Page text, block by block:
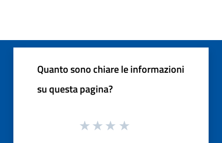
Quanto sono chiare le informazioni
su questa pagina?